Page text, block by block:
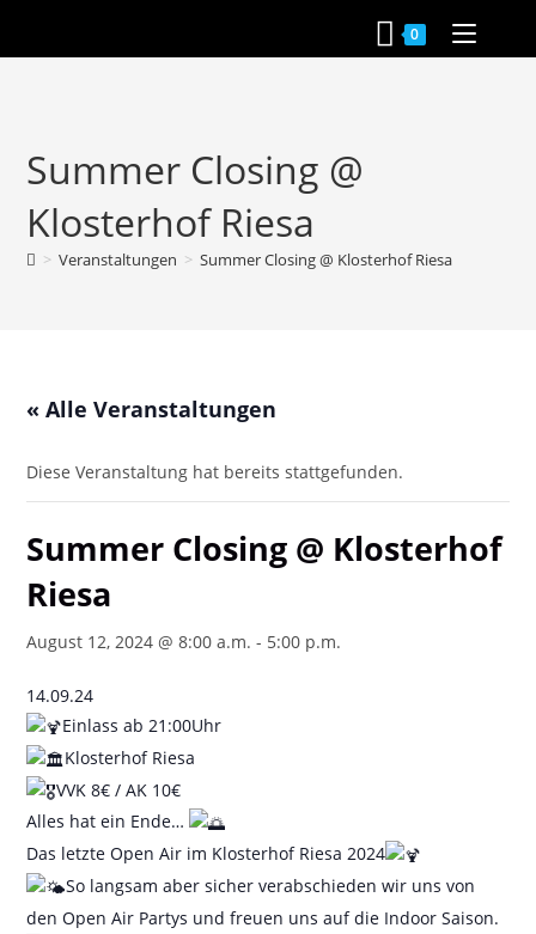
0
Summer Closing @
Klosterhof Riesa
> Veranstaltungen > Summer Closing @ Klosterhof Riesa
« Alle Veranstaltungen
Diese Veranstaltung hat bereits stattgefunden.
Summer Closing @ Klosterhof
Riesa
August 12, 2024 @ 8:00 a.m. - 5:00 p.m.
14.09.24
Einlass ab 21:00Uhr
Klosterhof Riesa
VVK 8€ / AK 10€
Alles hat ein Ende…
Das letzte Open Air im Klosterhof Riesa 2024
So langsam aber sicher verabschieden wir uns von
den Open Air Partys und freuen uns auf die Indoor Saison.